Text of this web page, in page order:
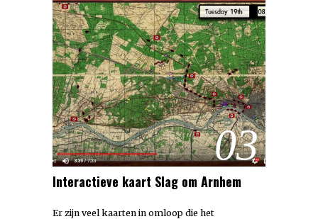
03
Interactieve kaart Slag om Arnhem
Er zijn veel kaarten in omloop die het